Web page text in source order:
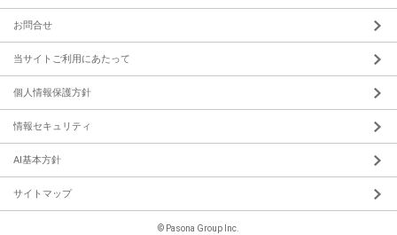
お問合せ
当サイトご利用にあたって
個人情報保護方針
情報セキュリティ
AI基本方針
サイトマップ
© Pasona Group Inc.